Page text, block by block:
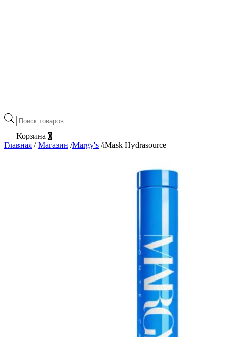
Поиск
товаров
Корзина 0
Главная / Магазин /Margy's /iMask Hydrasource